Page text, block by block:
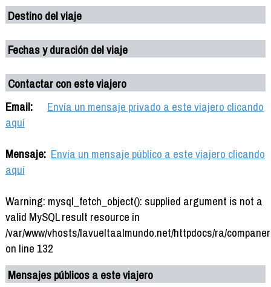
Destino del viaje
Fechas y duración del viaje
Contactar con este viajero
Email:
Envía un mensaje privado a este viajero clicando
aquí
Mensaje: Envía un mensaje público a este viajero clicando
aquí
Warning: mysql_fetch_object(): supplied argument is not a
valid MySQL result resource in
/var/www/vhosts/lavueltaalmundo.net/httpdocs/ra/
on line 132
Mensajes públicos a este viajero